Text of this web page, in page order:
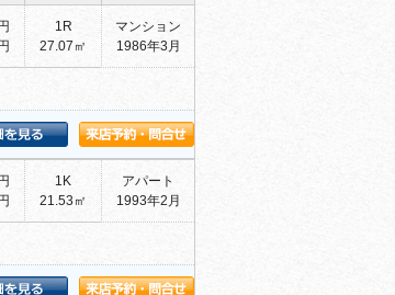
1R
27.07㎡
マンション
1986年3月
1K
21.53㎡
アパート
1993年2月